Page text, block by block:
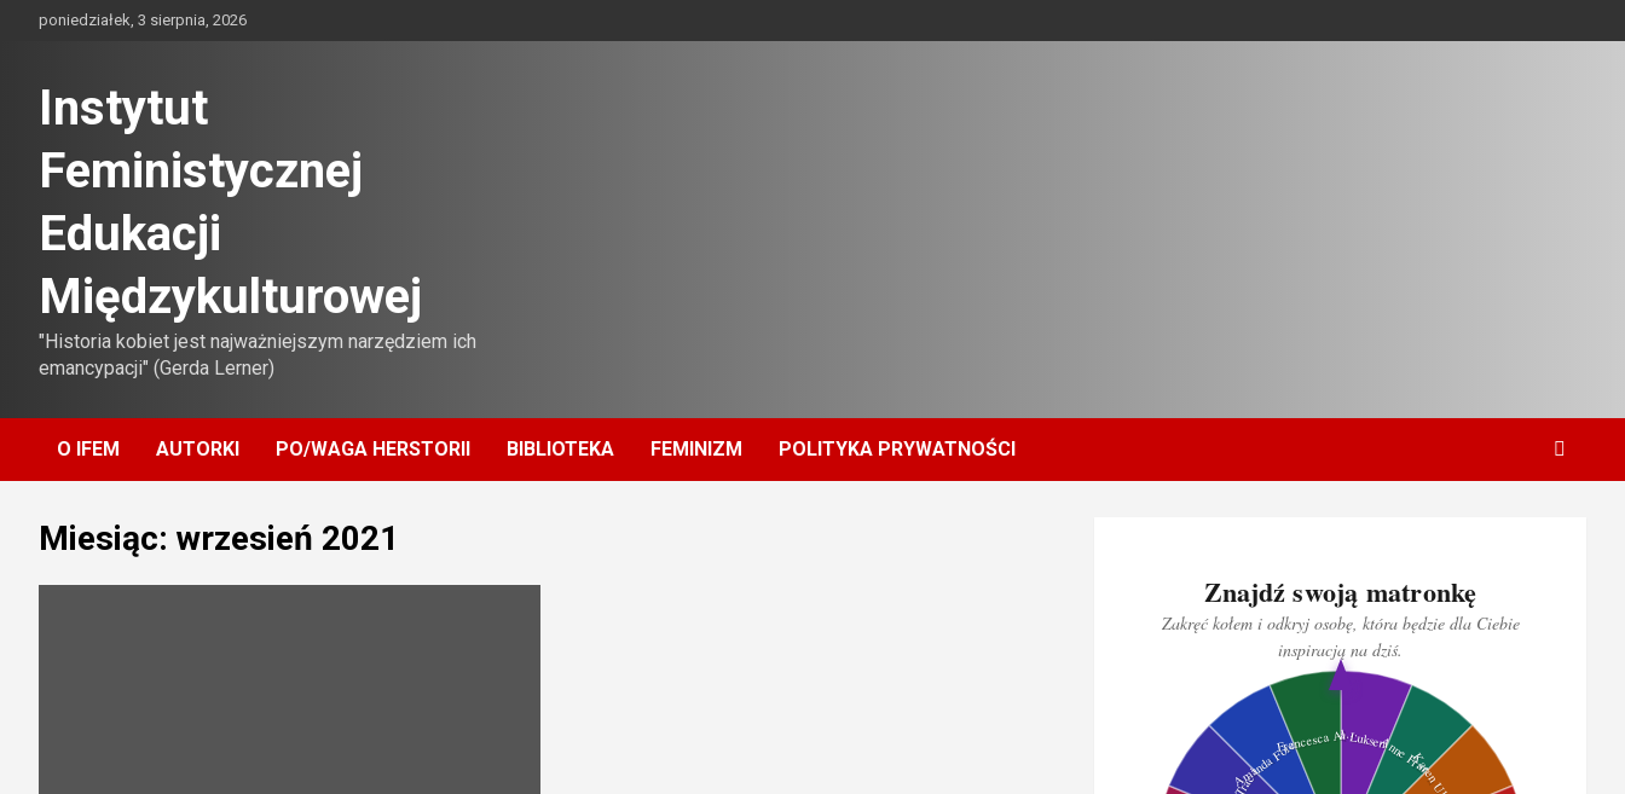
poniedziałek, 3 sierpnia, 2026
Instytut
Feministycznej
Edukacji
Międzykulturowej
"Historia kobiet jest najważniejszym narzędziem ich
emancypacji" (Gerda Lerner)
O IFEM AUTORKI PO/WAGA HERSTORII BIBLIOTEKA FEMINIZM POLITYKA PRYWATNOŚCI
Miesiąc: wrzesień 2021
Znajdź swoją matronkę
Zakręć kołem i odkryj osobę, która będzie dla Ciebie
inspiracją na dziś.